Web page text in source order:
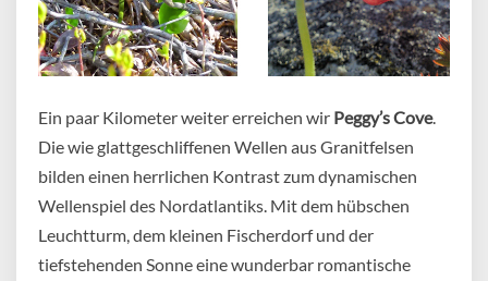
Ein paar Kilometer weiter erreichen wir Peggy’s Cove.
Die wie glattgeschliffenen Wellen aus Granitfelsen
bilden einen herrlichen Kontrast zum dynamischen
Wellenspiel des Nordatlantiks. Mit dem hübschen
Leuchtturm, dem kleinen Fischerdorf und der
tiefstehenden Sonne eine wunderbar romantische